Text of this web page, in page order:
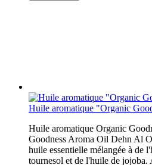
Huile aromatique "Organic
Huile aromatique Organic
Goodness Aroma Oil Dehn Al
huile essentielle mélangée à de
tournesol et de l'huile de